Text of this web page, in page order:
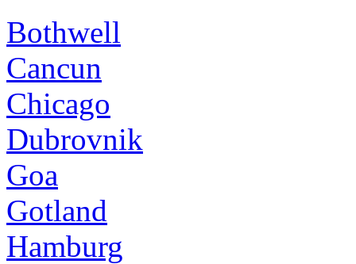
Bothwell
Cancun
Chicago
Dubrovnik
Goa
Gotland
Hamburg